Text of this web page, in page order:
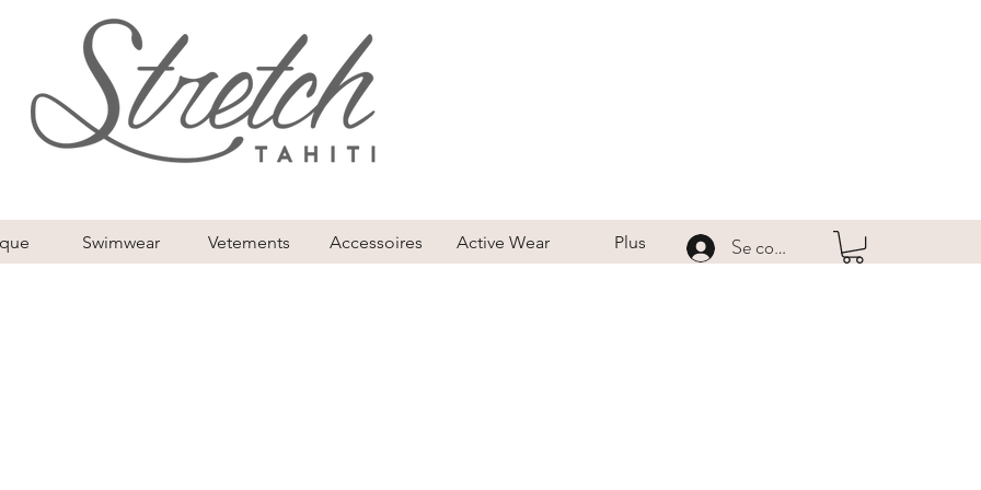
Swimwear Vetements Accessoires Active Wear Plus Se connecter